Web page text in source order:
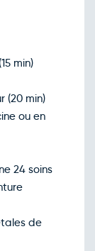
min)
(20 min)
ou en
24 soins
de